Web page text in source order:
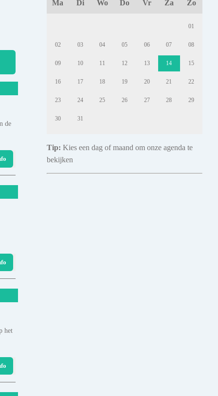
de
het
Ma Di Wo Do Vr Za Zo
01
02 03 04 05 06 07 08
09 10 11 12 13 14 15
16 17 18 19 20 21 22
23 24 25 26 27 28 29
30 31
Tip: Kies een dag of maand om onze agenda te
bekijken